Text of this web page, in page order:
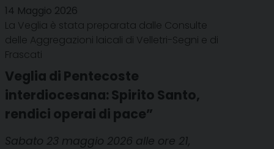
14 Maggio 2026
La Veglia è stata preparata dalle Consulte
delle Aggregazioni laicali di Velletri-Segni e di
Frascati
Veglia di Pentecoste
interdiocesana: Spirito Santo,
rendici operai di pace”
Sabato 23 maggio 2026 alle ore 21,